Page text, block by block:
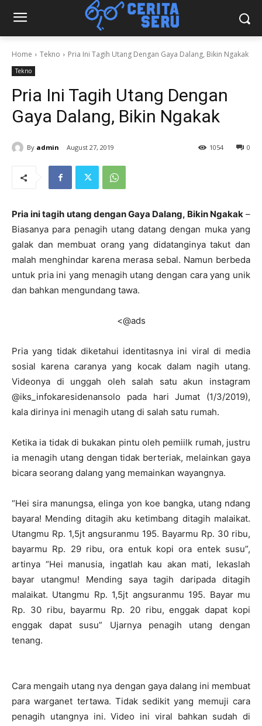
Home Tekno Pria Ini Tagih Utang Dengan Gaya Dalang, Bikin Ngakak
Tekno
Pria Ini Tagih Utang Dengan
Gaya Dalang, Bikin Ngakak
By admin August 27, 2019 0
1054
Pria ini tagih utang dengan Gaya Dalang, Bikin Ngakak–
Biasanya para penagih utang datang dengan muka yang
galak dan membuat orang yang didatanginya takut dan
malah menghindar karena merasa sebal. Namun berbeda
untuk pria ini yang menagih utang dengan cara yang unik
dan bahkan mengundang tawa.
<@ads
Pria yang tidak diketahui identitasnya ini viral di media
sosial karena caranya yang kocak dalam nagih utang.
Videonya di unggah oleh salah satu akun instagram
@iks_infokaresidenansolo pada hari Jumat (1/3/2019),
kala dirinya ini menagih utang di salah satu rumah.
Ketika ia tidak di bukakan pintu oleh pemiilk rumah, justru
ia menagih utang dengan tidak berteriak, melainkan gaya
bicara seorang dalang yang memainkan wayangnya.
“Hei sira manungsa, elinga yon koe bangka, utang ndang
bayara! Mending ditagih aku ketimbang ditagih malaikat.
Utangmu Rp. 1,5jt angsuranmu 195. Bayarmu Rp. 30 ribu,
bayarmu Rp. 29 ribu, ora entuk kopi ora entek susu”,
artinya “Hei manusia, ingatlah kau akan mati, lekaslah
bayar utangmu! Mending saya tagih daripada ditagih
malaikat. Utangmu Rp. 1,5jt angsuranmu 195. Bayar mu
Rp. 30 ribu, bayarmu Rp. 20 ribu, enggak dapat kopi
enggak dapat susu” Ujarnya penagih utang dengan
tenang.
Cara mengaih utang nya dengan gaya dalang ini membuat
para warganet tertawa. Tidak sedikit yang memuji cara
penagih utangnya ini. Video ini viral bahkan sudah di